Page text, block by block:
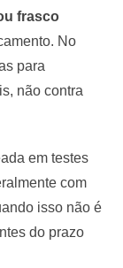
frasco
No
para
não contra
em testes
com
isso não é
do prazo